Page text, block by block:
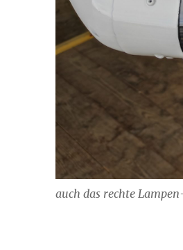
auch das rechte